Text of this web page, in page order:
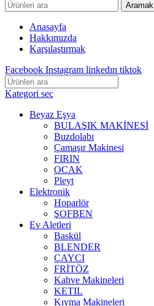
Aramak
Anasayfa
Hakkımızda
Karşılaştırmak
Facebook Instagram linkedın tiktok
Kategori seç
Beyaz Eşya
BULAŞIK MAKİNESİ
Buzdolabı
Çamaşır Makinesi
FIRIN
OCAK
Pleyt
Elektronik
Hoparlör
ŞOFBEN
Ev Aletleri
Baskül
BLENDER
ÇAYCI
FRİTÖZ
Kahve Makineleri
KETIL
Kıyma Makineleri